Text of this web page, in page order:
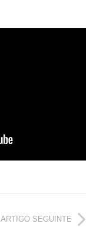
ARTIGO SEGUINTE